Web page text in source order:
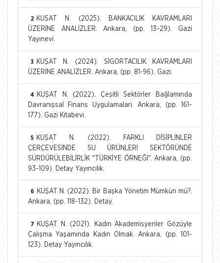
2 KUŞAT N. (2025). BANKACILIK KAVRAMLARI
ÜZERİNE ANALİZLER. Ankara, (pp. 13-29). Gazi
Yayınevi.
3
KUŞAT N. (2024). SİGORTACILIK KAVRAMLARI
ÜZERİNE ANALİZLER. Ankara, (pp. 81-96). Gazi.
4
KUŞAT N. (2022). Çeşitli Sektörler Bağlamında
Davranışsal Finans Uygulamaları. Ankara, (pp. 161-
177). Gazi Kitabevi.
5
KUŞAT N. (2022). FARKLI DİSİPLİNLER
ÇERÇEVESİNDE SU ÜRÜNLERİ SEKTÖRÜNDE
SÜRDÜRÜLEBİLİRLİK "TÜRKİYE ÖRNEĞİ". Ankara, (pp.
93-109). Detay Yayıncılık.
6
KUŞAT N. (2022). Bir Başka Yönetim Mümkün mü?.
Ankara, (pp. 118-132). Detay.
7
KUŞAT N. (2021). Kadın Akademisyenler Gözüyle
Çalışma Yaşamında Kadın Olmak. Ankara, (pp. 101-
123). Detay Yayıncılık.